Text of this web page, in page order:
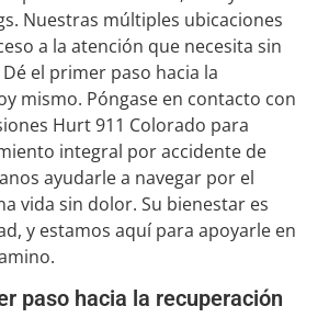
Nuestras múltiples ubicaciones
a la atención que necesita sin
el primer paso hacia la
mismo. Póngase en contacto con
Hurt 911 Colorado para
integral por accidente de
ayudarle a navegar por el
vida sin dolor. Su bienestar es
y estamos aquí para apoyarle en
paso hacia la recuperación